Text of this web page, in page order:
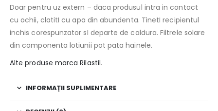
Doar pentru uz extern – daca produsul intra in contact
cu ochii, clatitI cu apa din abundenta. TinetI recipientul
inchis corespunzator sI departe de caldura. Filtrele solare
din componenta lotiunii pot pata hainele.
Alte produse marca Rilastil.
INFORMAȚII SUPLIMENTARE